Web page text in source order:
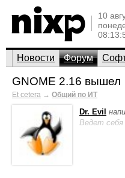
10
Новости Форум
GNOME 2.16 вышел
Et cetera → Общий по ИТ
Dr. Evil
Ведет